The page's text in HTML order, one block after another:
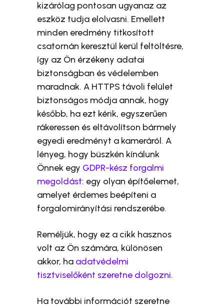
kizárólag pontosan ugyanaz az
eszköz tudja elolvasni. Emellett
minden eredmény titkosított
csatornán keresztül kerül feltöltésre,
így az Ön érzékeny adatai
biztonságban és védelemben
maradnak. A HTTPS távoli felület
biztonságos módja annak, hogy
később, ha ezt kérik, egyszerűen
rákeressen és eltávolítson bármely
egyedi eredményt a kameráról. A
lényeg, hogy büszkén kínálunk
Önnek egy GDPR-kész forgalmi
megoldást: egy olyan építőelemet,
amelyet érdemes beépíteni a
forgalomirányítási rendszerébe.
Reméljük, hogy ez a cikk hasznos
volt az Ön számára, különösen
akkor, ha adatvédelmi
tisztviselőként szeretne dolgozni.
Ha további információt szeretne